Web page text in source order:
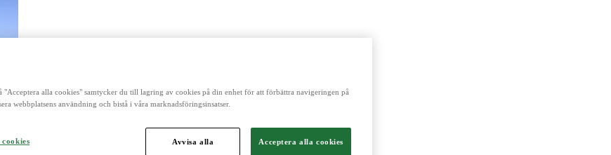
norra Europas ledande aktör inom lantbruk, maskin, bioenergi och livsmedel.
"Acceptera alla cookies" samtycker du till lagring av cookies på din enhet för att förbättra navigeringen på
webbplatsens användning och bistå i våra marknadsföringsinsatser.
Avvisa alla Acceptera alla cookies